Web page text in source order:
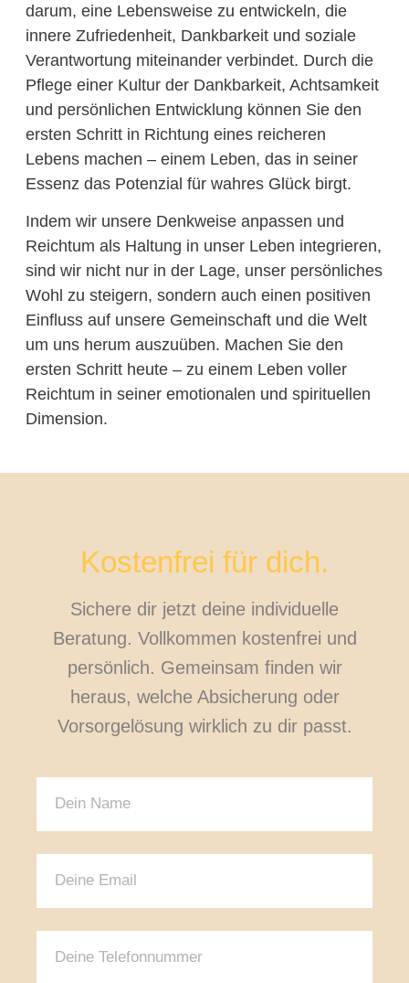
darum, eine Lebensweise zu entwickeln, die
innere Zufriedenheit, Dankbarkeit und soziale
Verantwortung miteinander verbindet. Durch die
Pflege einer Kultur der Dankbarkeit, Achtsamkeit
und persönlichen Entwicklung können Sie den
ersten Schritt in Richtung eines reicheren
Lebens machen – einem Leben, das in seiner
Essenz das Potenzial für wahres Glück birgt.
Indem wir unsere Denkweise anpassen und
Reichtum als Haltung in unser Leben integrieren,
sind wir nicht nur in der Lage, unser persönliches
Wohl zu steigern, sondern auch einen positiven
Einfluss auf unsere Gemeinschaft und die Welt
um uns herum auszuüben. Machen Sie den
ersten Schritt heute – zu einem Leben voller
Reichtum in seiner emotionalen und spirituellen
Dimension.
Kostenfrei für dich.
Sichere dir jetzt deine individuelle
Beratung. Vollkommen kostenfrei und
persönlich. Gemeinsam finden wir
heraus, welche Absicherung oder
Vorsorgelösung wirklich zu dir passt.